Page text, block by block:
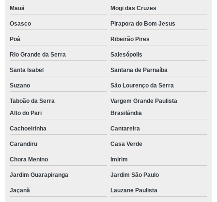
Mauá Mogi das Cruzes
Osasco Pirapora do Bom Jesus
Poá Ribeirão Pires
Rio Grande da Serra Salesópolis
Santa Isabel Santana de Parnaíba
Suzano São Lourenço da Serra
Taboão da Serra
Vargem Grande Paulista
Alto do Pari
Brasilândia
Cachoeirinha Cantareira
Carandiru Casa Verde
Chora Menino Imirim
Jardim Guarapiranga Jardim São Paulo
Jaçanã Lauzane Paulista